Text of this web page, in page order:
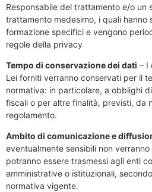
Responsabile del trattamento e/o un
trattamento medesimo, i quali hanno
formazione specifici e vengono
regole della privacy
Tempo di conservazione dei dati – I
Lei forniti verranno conservati per il
normativa: in particolare, a obblighi
fiscali o per altre finalità, previsti, da
regolamento.
Ambito di comunicazione e
eventualmente sensibili non
potranno essere trasmessi agli enti
amministrative o istituzionali,
normativa vigente.